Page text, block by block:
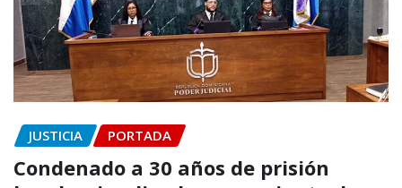
JUSTICIA PORTADA
Condenado a 30 años de prisión